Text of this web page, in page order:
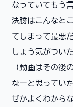
なっていてもう
決勝はこんなと
てしまって最悪
しょう気がつい
（動画はその後
なーと思ってい
ぜかよくわから